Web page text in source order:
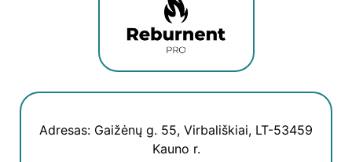
Adresas: Gaižėnų g. 55, Virbališkiai, LT-53459
Kauno r.